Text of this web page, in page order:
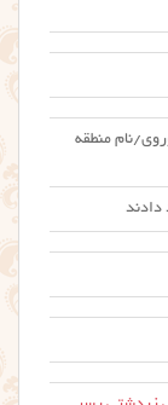
نام منطقه
دادند